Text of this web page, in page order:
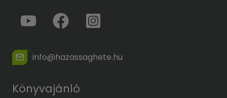
info@hazassaghete.hu
Könyvajánló